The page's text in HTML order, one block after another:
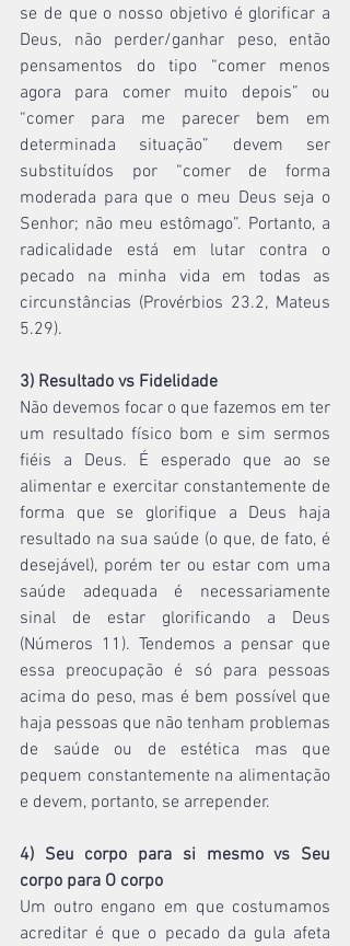
se de que o nosso objetivo é glorificar a
Deus, não perder/ganhar peso, então
pensamentos do tipo “comer menos
agora para comer muito depois” ou
“comer para me parecer bem em
determinada situação” devem ser
substituídos por “comer de forma
moderada para que o meu Deus seja o
Senhor; não meu estômago”. Portanto, a
radicalidade está em lutar contra o
pecado na minha vida em todas as
circunstâncias (Provérbios 23.2, Mateus
5.29).
3) Resultado vs Fidelidade
Não devemos focar o que fazemos em ter
um resultado físico bom e sim sermos
fiéis a Deus. É esperado que ao se
alimentar e exercitar constantemente de
forma que se glorifique a Deus haja
resultado na sua saúde (o que, de fato, é
desejável), porém ter ou estar com uma
saúde adequada é necessariamente
sinal de estar glorificando a Deus
(Números 11). Tendemos a pensar que
essa preocupação é só para pessoas
acima do peso, mas é bem possível que
haja pessoas que não tenham problemas
de saúde ou de estética mas que
pequem constantemente na alimentação
e devem, portanto, se arrepender.
4) Seu corpo para si mesmo vs Seu
corpo para O corpo
Um outro engano em que costumamos
acreditar é que o pecado da gula afeta